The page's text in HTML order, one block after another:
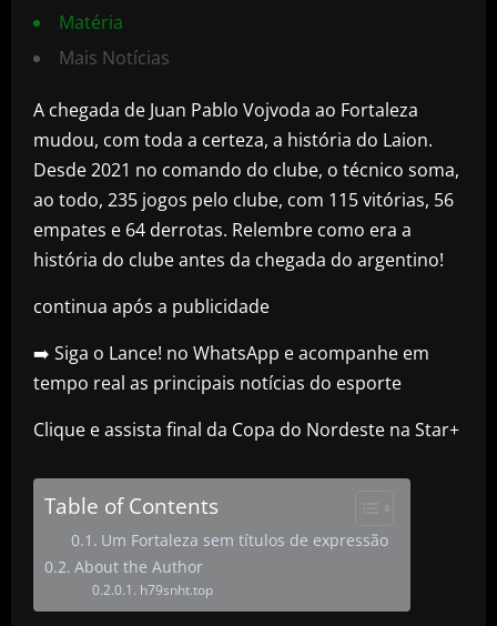
Matéria
Mais Notícias
A chegada de Juan Pablo Vojvoda ao Fortaleza
mudou, com toda a certeza, a história do Laion.
Desde 2021 no comando do clube, o técnico soma,
ao todo, 235 jogos pelo clube, com 115 vitórias, 56
empates e 64 derrotas. Relembre como era a
história do clube antes da chegada do argentino!
continua após a publicidade
➡️ Siga o Lance! no WhatsApp e acompanhe em
tempo real as principais notícias do esporte
Clique e assista final da Copa do Nordeste na Star+
Table of Contents
Um Fortaleza sem títulos de expressão
About the Author
h79snht.top